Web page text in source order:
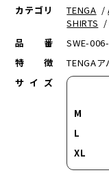
カテゴリ TENGA /
SHIRTS /
品番
SWE-006-
特徴
TENGA
サイズ
M
L
XL